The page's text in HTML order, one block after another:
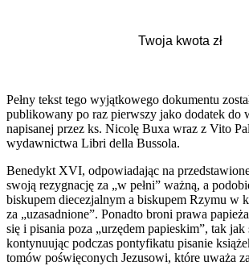
Pełny tekst tego wyjątkowego dokumentu
publikowany po raz pierwszy jako dodatek do
napisanej przez ks. Nicolę Buxa wraz z Vito
wydawnictwa Libri della Bussola.
Benedykt XVI, odpowiadając na
swoją rezygnację za „w pełni” ważną, a
biskupem diecezjalnym a biskupem Rzymu w
za „uzasadnione”. Ponadto broni prawa
się i pisania poza „urzędem papieskim”, tak jak
kontynuując podczas pontyfikatu pisanie
tomów poświęconych Jezusowi, które uważa